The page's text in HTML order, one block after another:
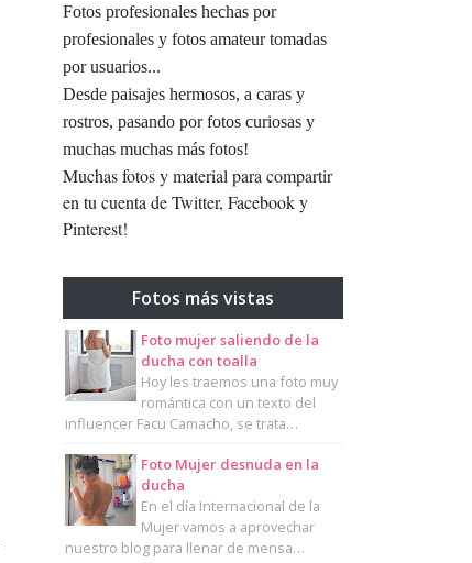
Fotos profesionales hechas por
profesionales y fotos amateur tomadas
por usuarios...
Desde paisajes hermosos, a caras y
rostros, pasando por fotos curiosas y
muchas muchas más fotos!
Muchas fotos y material para compartir
en tu cuenta de Twitter, Facebook y
Pinterest!
Fotos más vistas
Foto mujer saliendo de la
ducha con toalla
Hoy les traemos una foto muy
romántica con un texto del
influencer Facu Camacho, se trata…
Foto Mujer desnuda en la
ducha
En el día Internacional de la
Mujer vamos a aprovechar
nuestro blog para llenar de mensa…